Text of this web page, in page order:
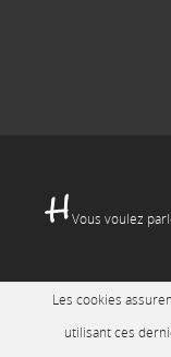
Vous voulez
Les cookies
utilisant ces